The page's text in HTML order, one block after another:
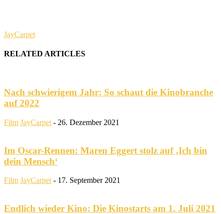
JayCarpet
RELATED ARTICLES
Nach schwierigem Jahr: So schaut die Kinobranche
auf 2022
Film JayCarpet - 26. Dezember 2021
Im Oscar-Rennen: Maren Eggert stolz auf ‚Ich bin
dein Mensch‘
Film JayCarpet - 17. September 2021
Endlich wieder Kino: Die Kinostarts am 1. Juli 2021